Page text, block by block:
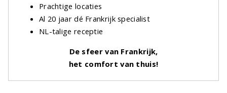
Prachtige locaties
Al 20 jaar dé Frankrijk specialist
NL-talige receptie
De sfeer van Frankrijk,
het comfort van thuis!